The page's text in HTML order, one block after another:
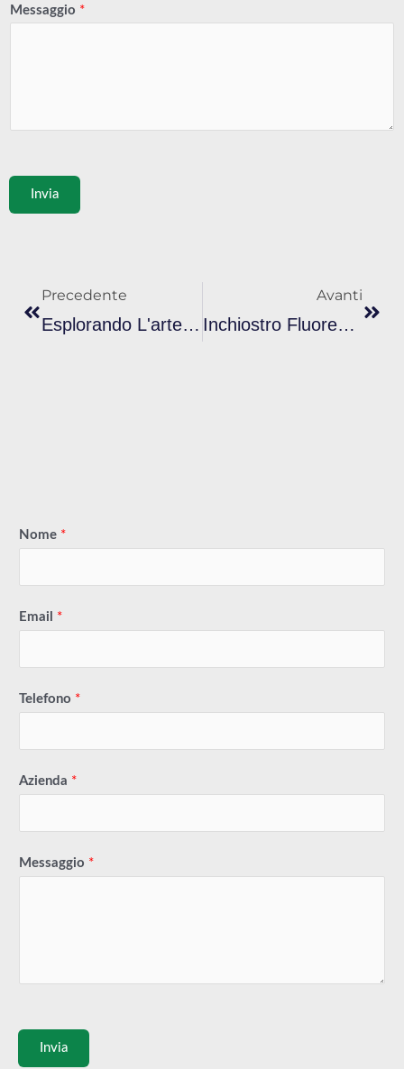
Messaggio *
Invia
Precedente
Esplorando L'arte Della Serigrafia A Fontana
Avanti
Inchiostro Fluorescente Per La Serigrafia: Una Guida Semplice
Nome *
Email *
Telefono *
Azienda *
Messaggio *
Invia